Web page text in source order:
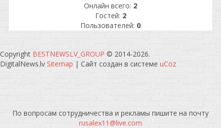
Онлайн всего: 2
Гостей: 2
Пользователей: 0
Copyright BESTNEWSLV_GROUP © 2014-2026.
DigitalNews.lv Sitemap | Сайт создан в системе uCoz
По вопросам сотрудничества и рекламы пишите на почту
rusalex11@live.com